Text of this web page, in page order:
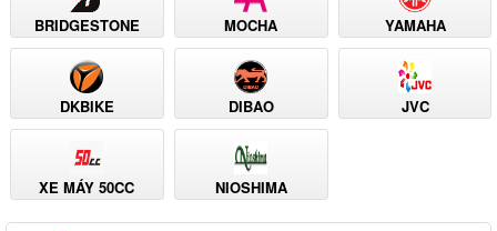
BRIDGESTONE MOCHA YAMAHA
DKBIKE DIBAO JVC
XE MÁY 50CC NIOSHIMA